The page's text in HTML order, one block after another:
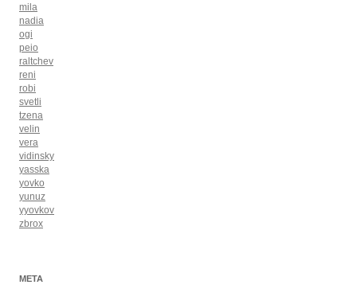
mila
nadia
ogi
peio
raltchev
reni
robi
svetli
tzena
velin
vera
vidinsky
yasska
yovko
yunuz
yyovkov
zbrox
META